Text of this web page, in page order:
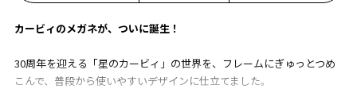
カービィのメガネが、ついに誕生！
30周年を迎える「星のカービィ」の世界を、フレームにぎゅっとつめ
こんで、普段から使いやすいデザインに仕立てました。